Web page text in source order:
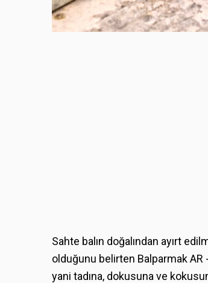
Sahte balın doğalından ayırt
olduğunu belirten Balparmak AR
yani tadına, dokusuna ve